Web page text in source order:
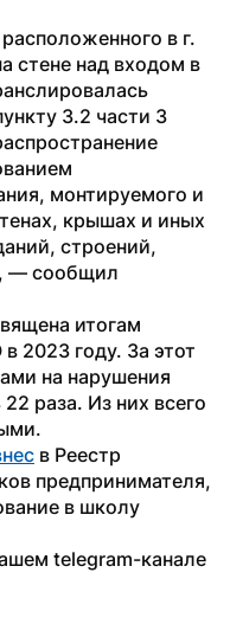
в г.
стене над входом в
3.2 части 3
монтируемого и
крышах и иных
строений,
— сообщил
итогам
2023 году. За этот
на нарушения
раза. Из них всего
в Реестр
предпринимателя,
в школу